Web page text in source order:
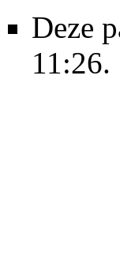
Deze
11:26.